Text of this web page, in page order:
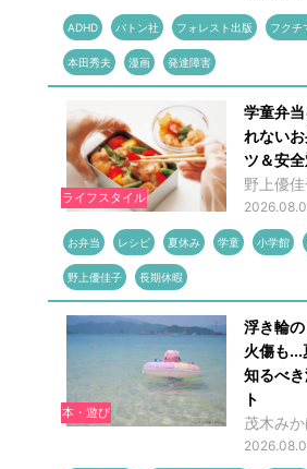
ADHD バトン社 フォレスト出版 フクチ
本田秀夫 漫画 発達障害
ライフスタイル
学童弁
れない
ツ＆安
野上優
お弁当 レシピ 夏休み 学童 小学館
野上優佳子 長期休暇
本・遊び
浮き輪
火傷も
知るべ
ト
茂木み